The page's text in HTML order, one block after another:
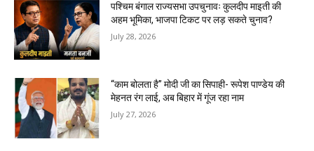
पश्चिम बंगाल राज्यसभा उपचुनावः कुलदीप माइती की
अहम भूमिका, भाजपा टिकट पर लड़ सकते चुनाव?
July 28, 2026
“काम बोलता है” मोदी जी का सिपाही- रूपेश पाण्डेय की
मेहनत रंग लाई, अब बिहार में गूंज रहा नाम
July 27, 2026